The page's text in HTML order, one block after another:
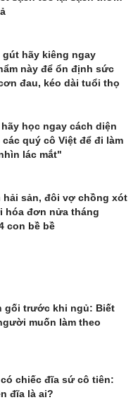
hãy kiêng ngay
này để ổn định sức
đau, kéo dài tuổi thọ
học ngay cách diện
quý cô Việt để đi làm
lác mắt"
hải sản, đôi vợ chồng xót
hóa đơn nửa tháng
con bề bề
gối trước khi ngủ: Biết
muốn làm theo
chiếc đĩa sứ cô tiên:
đĩa là ai?